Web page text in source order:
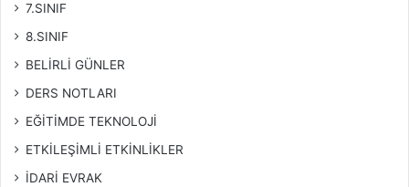
7.SINIF
8.SINIF
BELİRLİ GÜNLER
DERS NOTLARI
EĞİTİMDE TEKNOLOJİ
ETKİLEŞİMLİ ETKİNLİKLER
İDARİ EVRAK